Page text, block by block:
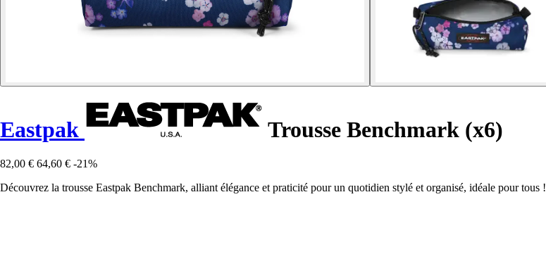
Eastpak Trousse Benchmark (x6)
82,00 € 64,60 € -21%
Découvrez la trousse Eastpak Benchmark, alliant élégance et praticité pour un quotidien stylé et organisé, idéale pour tous !